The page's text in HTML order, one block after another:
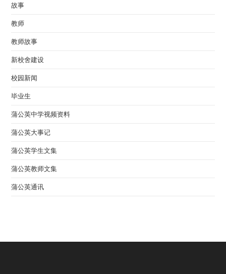
故事
教师
教师故事
新校舍建设
校园新闻
毕业生
蒲公英中学视频资料
蒲公英大事记
蒲公英学生文集
蒲公英教师文集
蒲公英通讯